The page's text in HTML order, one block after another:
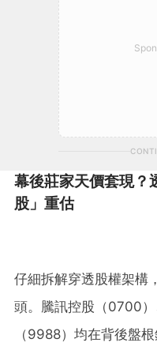
幕後莊家天價套現？
股」重估
仔細拆解穿透股權架構
頭。騰訊控股（0700
（9988）均在背後盤